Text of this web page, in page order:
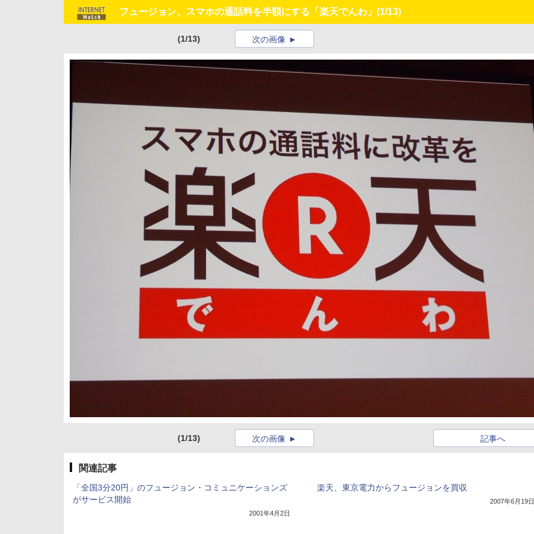
フュージョン、スマホの通話料を半額にする「楽天でんわ」 (1/13)
(1/13) 次の画像
(1/13) 記事へ
次の画像
関連記事
「全国3分20円」のフュージョン・コミュニケーションズ
がサービス開始
2001年4月2日
楽天、東京電力からフュージョンを買収
2007年6月19日